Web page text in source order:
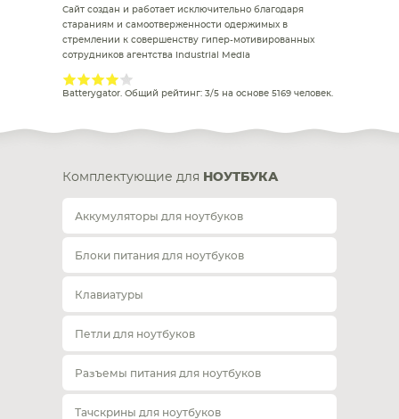
Сайт создан и работает исключительно благодаря
стараниям и самоотверженности одержимых в
стремлении к совершенству гипер-мотивированных
сотрудников агентства Industrial Media
Batterygator. Общий рейтинг: 3/5 на основе 5169 человек.
Комплектующие для НОУТБУКА
Аккумуляторы для ноутбуков
Блоки питания для ноутбуков
Клавиатуры
Петли для ноутбуков
Разъемы питания для ноутбуков
Тачскрины для ноутбуков